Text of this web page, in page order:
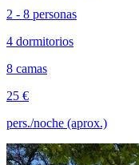
2 - 8 personas
4 dormitorios
8 camas
25 €
pers./noche (aprox.)